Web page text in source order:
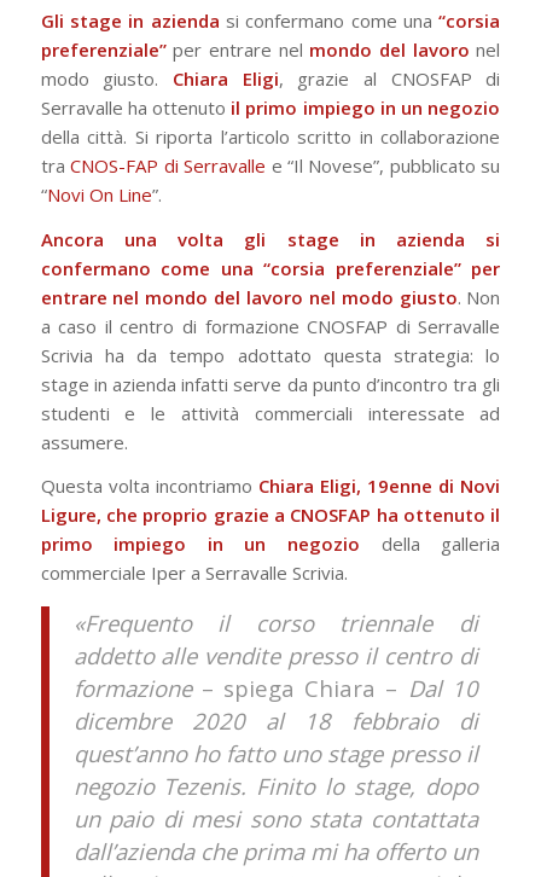
Gli stage in azienda si confermano come una “corsia
preferenziale”per entrare nel mondo del lavoronel
modo giusto. Chiara Eligi, grazie al CNOSFAP di
Serravalle ha ottenuto il primo impiego in un negozio
della città. Si riporta l’articolo scritto in collaborazione
traCNOS-FAP di Serravalle e “Il Novese”, pubblicato su
“Novi On Line”.
Ancora una volta gli stage in azienda si
confermano come una “corsia preferenziale” per
entrare nel mondo del lavoro nel modo giusto. Non
a caso il centro di formazione CNOSFAP di Serravalle
Scrivia ha da tempo adottato questa strategia: lo
stage in azienda infatti serve da punto d’incontro tra gli
studenti e le attività commerciali interessate ad
assumere.
Questa volta incontriamo Chiara Eligi, 19enne di Novi
Ligure, che proprio grazie a CNOSFAP ha ottenuto il
primo impiego in un negozio della galleria
commerciale Iper a Serravalle Scrivia.
«Frequento il corso triennale di
addetto alle vendite presso il centro di
formazione– spiega Chiara – Dal 10
dicembre 2020 al 18 febbraio di
quest’anno ho fatto uno stage presso il
negozio Tezenis. Finito lo stage, dopo
un paio di mesi sono stata contattata
dall’azienda che prima mi ha offerto un